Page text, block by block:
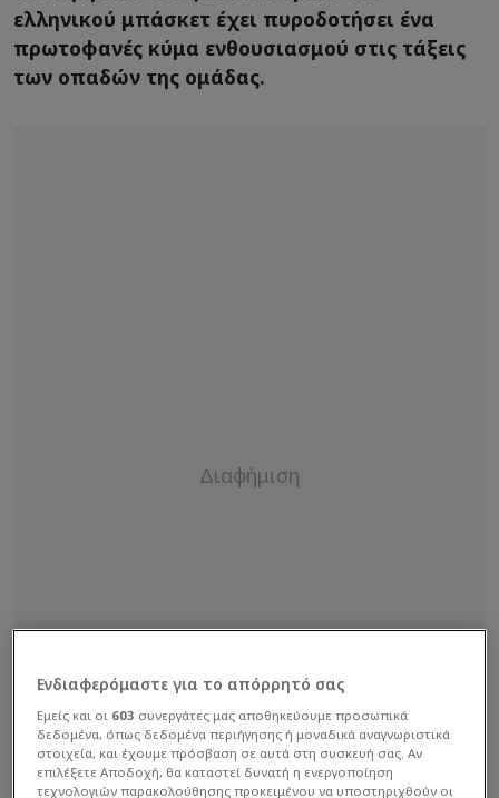
ελληνικού μπάσκετ έχει πυροδοτήσει ένα
πρωτοφανές κύμα ενθουσιασμού στις τάξεις
των οπαδών της ομάδας.
Ενδιαφερόμαστε για το απόρρητό σας
Εμείς και οι 603 συνεργάτες μας αποθηκεύουμε προσωπικά
δεδομένα, όπως δεδομένα περιήγησης ή μοναδικά αναγνωριστικά
στοιχεία, και έχουμε πρόσβαση σε αυτά στη συσκευή σας. Αν
επιλέξετε Αποδοχή, θα καταστεί δυνατή η ενεργοποίηση
τεχνολογιών παρακολούθησης προκειμένου να υποστηριχθούν οι